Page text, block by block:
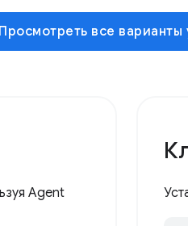
Просмотреть все варианты
Agent